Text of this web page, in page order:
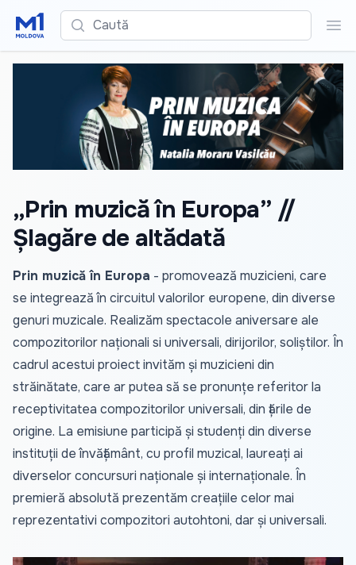
Caută
„Prin muzică în Europa” //
Șlagăre de altădată
Prin muzică în Europa - promovează muzicieni, care
se integrează în circuitul valorilor europene, din diverse
genuri muzicale. Realizăm spectacole aniversare ale
compozitorilor naționali si universali, dirijorilor, soliștilor. În
cadrul acestui proiect invităm și muzicieni din
străinătate, care ar putea să se pronunțe referitor la
receptivitatea compozitorilor universali, din țările de
origine. La emisiune participă și studenți din diverse
instituții de învățământ, cu profil muzical, laureați ai
diverselor concursuri naționale și internaționale. În
premieră absolută prezentăm creațiile celor mai
reprezentativi compozitori autohtoni, dar și universali.